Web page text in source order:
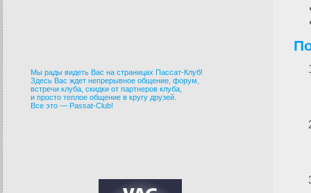
Мы рады видеть Вас на страницах Пассат-Клуб!
Здесь Вас ждет непрерывное общение, форум,
встречи клуба, скидки от партнеров клуба,
и просто теплое общение в кругу друзей.
Все это — Passat-Club!